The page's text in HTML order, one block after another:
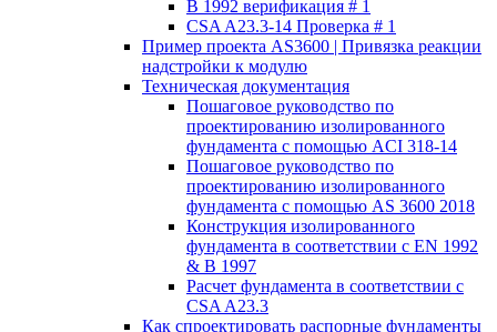
В 1992 верификация # 1
CSA A23.3-14 Проверка # 1
Пример проекта AS3600 | Привязка реакции
надстройки к модулю
Техническая документация
Пошаговое руководство по
проектированию изолированного
фундамента с помощью ACI 318-14
Пошаговое руководство по
проектированию изолированного
фундамента с помощью AS 3600 2018
Конструкция изолированного
фундамента в соответствии с EN 1992
& В 1997
Расчет фундамента в соответствии с
CSA A23.3
Как спроектировать распорные фундаменты